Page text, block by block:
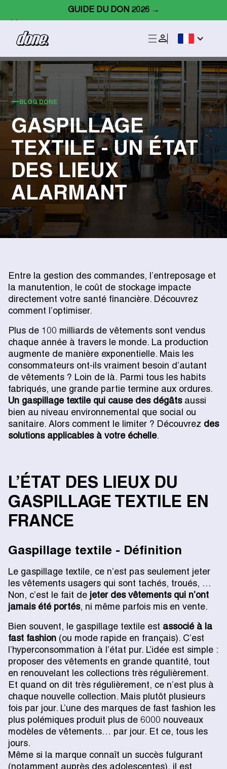
GUIDE DU DON 2026 →
BLOG DONE
GASPILLAGE
TEXTILE - UN ÉTAT
DES LIEUX
ALARMANT
Entre la gestion des commandes, l’entreposage et
la manutention, le coût de stockage impacte
directement votre santé financière. Découvrez
comment l’optimiser.
Plus de 100 milliards de vêtements sont vendus
chaque année à travers le monde. La production
augmente de manière exponentielle. Mais les
consommateurs ont-ils vraiment besoin d’autant
de vêtements ? Loin de là. Parmi tous les habits
fabriqués, une grande partie termine aux ordures.
Un gaspillage textile qui cause des dégâtsaussi
bien au niveau environnemental que social ou
sanitaire. Alors comment le limiter ? Découvrez des
solutions applicables à votre échelle.
L’ÉTAT DES LIEUX DU
GASPILLAGE TEXTILE EN
FRANCE
Gaspillage textile - Définition
Le gaspillage textile, ce n’est pas seulement jeter
les vêtements usagers qui sont tachés, troués, …
Non, c’est le fait de jeter des vêtements qui n’ont
jamais été portés, ni même parfois mis en vente.
Bien souvent, le gaspillage textile est associé à la
fast fashion (ou mode rapide en français). C’est
l’hyperconsommation à l’état pur. L’idée est simple :
proposer des vêtements en grande quantité, tout
en renouvelant les collections très régulièrement.
Et quand on dit très régulièrement, ce n’est plus à
chaque nouvelle collection. Mais plutôt plusieurs
fois par jour. L’une des marques de fast fashion les
plus polémiques produit plus de 6000 nouveaux
modèles de vêtements… par jour. Et ce, tous les
jours.
Même si la marque connaît un succès fulgurant
(notamment auprès des adolescentes), il est